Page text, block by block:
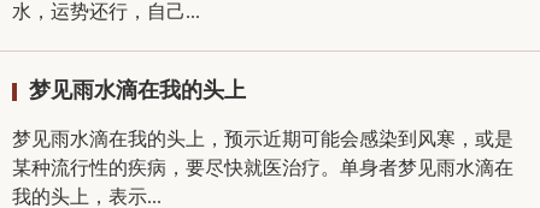
水，运势还行，自己...
梦见雨水滴在我的头上
梦见雨水滴在我的头上，预示近期可能会感染到风寒，或是
某种流行性的疾病，要尽快就医治疗。单身者梦见雨水滴在
我的头上，表示...